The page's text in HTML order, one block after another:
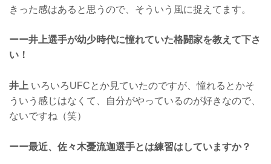
きった感はあると思うので、そういう風に捉えてます。
ーー井上選手が幼少時代に憧れていた格闘家を教えて下さ
い！
井上 いろいろUFCとか見ていたのですが、憧れるとかそ
ういう感じはなくて、自分がやっているのが好きなので、
ないですね（笑）
ーー最近、佐々木憂流迦選手とは練習はしていますか？